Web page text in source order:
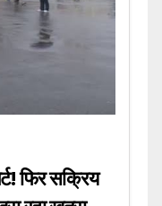
फिर सक्रिय